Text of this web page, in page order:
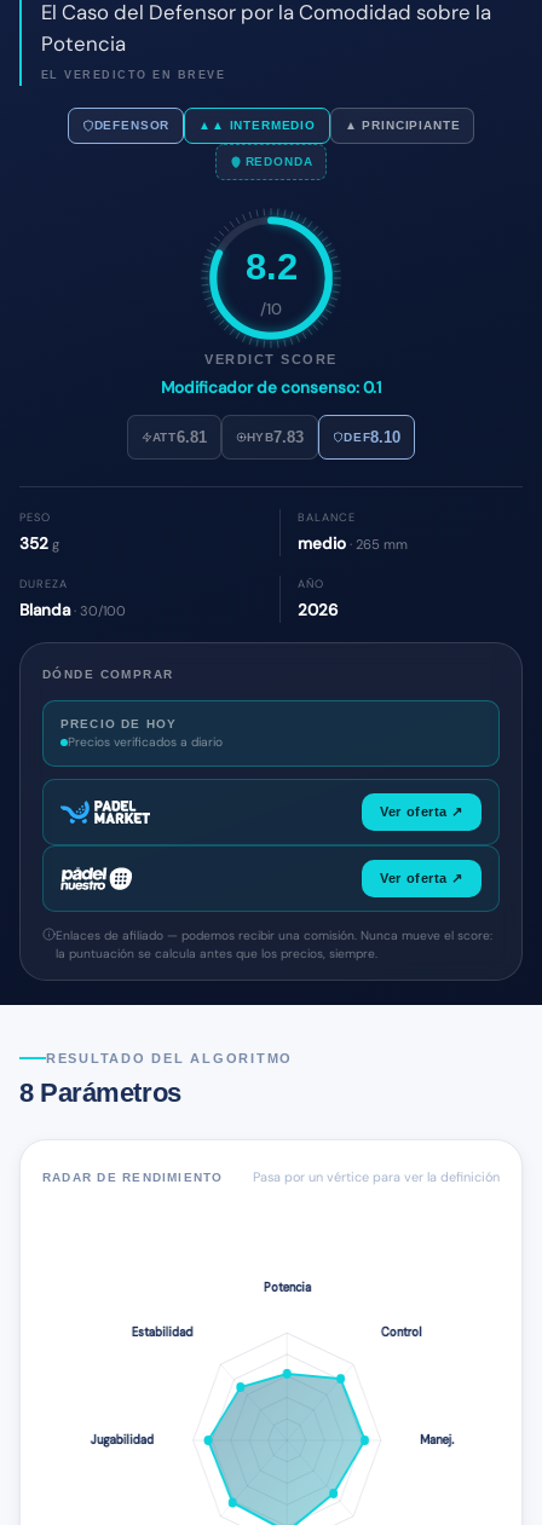
8.2
/10
VERDICT SCORE
Modificador de consenso: 0.1
ATT6.81 HYB7.83 DEF8.10
PESO
352 g
BALANCE
medio · 265 mm
DUREZA
Blanda· 30/100
AÑO
2026
DÓNDE COMPRAR
PRECIO DE HOY
Precios verificados a diario
Ver oferta ↗
Ver oferta ↗
Enlaces de afiliado — podemos recibir una comisión. Nunca mueve el score:
la puntuación se calcula antes que los precios, siempre.
RESULTADO DEL ALGORITMO
8 Parámetros
RADAR DE RENDIMIENTO Pasa por un vértice para ver la definición